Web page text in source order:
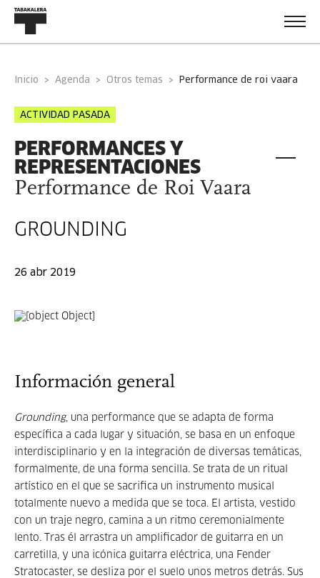
Inicio Agenda Otros temas performance de roi vaara
ACTIVIDAD PASADA
PERFORMANCES Y
REPRESENTACIONES
Performance de Roi Vaara
GROUNDING
26 abr 2019
Información general
Grounding, una performance que se adapta de forma
específica a cada lugar y situación, se basa en un enfoque
interdisciplinario y en la integración de diversas temáticas,
formalmente, de una forma sencilla. Se trata de un ritual
artístico en el que se sacrifica un instrumento musical
totalmente nuevo a medida que se toca. El artista, vestido
con un traje negro, camina a un ritmo ceremonialmente
lento. Tras él arrastra un amplificador de guitarra en un
carretilla, y una icónica guitarra eléctrica, una Fender
Stratocaster, se desliza por el suelo unos metros detrás. Sus